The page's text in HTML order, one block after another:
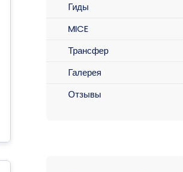
Гиды
MICE
Трансфер
Галерея
Отзывы